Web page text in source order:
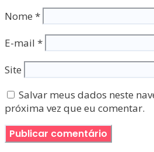
Nome *
E-mail *
Site
Salvar meus dados neste
próxima vez que eu comentar.